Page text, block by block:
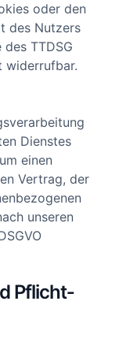
oder den
des Nutzers
TTDSG
widerrufbar.
Dienstes
einen
Vertrag, der
unseren
Pflicht­